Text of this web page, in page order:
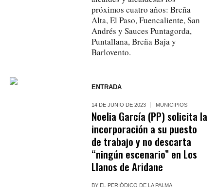
próximos cuatro años: Breña
Alta, El Paso, Fuencaliente, San
Andrés y Sauces Puntagorda,
Puntallana, Breña Baja y
Barlovento.
ENTRADA
14 DE JUNIO DE 2023 MUNICIPIOS
Noelia García (PP) solicita la
incorporación a su puesto
de trabajo y no descarta
“ningún escenario” en Los
Llanos de Aridane
BY EL PERIÓDICO DE LA PALMA